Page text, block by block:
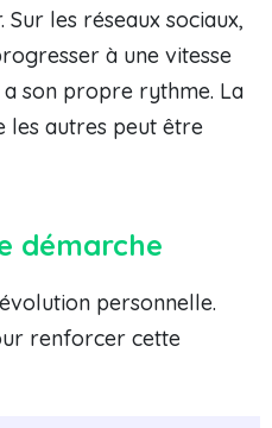
les réseaux sociaux,
à une vitesse
son propre rythme. La
les autres peut être
démarche
personnelle.
renforcer cette